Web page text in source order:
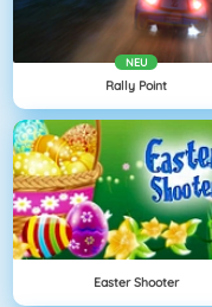
NEU
Rally Point
Easter Shooter